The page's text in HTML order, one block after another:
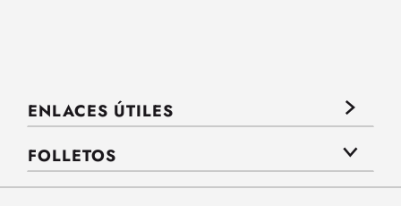
ENLACES ÚTILES
FOLLETOS